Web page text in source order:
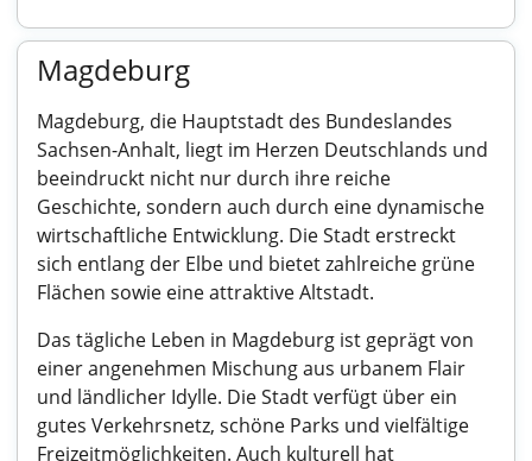
Magdeburg
Magdeburg, die Hauptstadt des Bundeslandes
Sachsen-Anhalt, liegt im Herzen Deutschlands und
beeindruckt nicht nur durch ihre reiche
Geschichte, sondern auch durch eine dynamische
wirtschaftliche Entwicklung. Die Stadt erstreckt
sich entlang der Elbe und bietet zahlreiche grüne
Flächen sowie eine attraktive Altstadt.
Das tägliche Leben in Magdeburg ist geprägt von
einer angenehmen Mischung aus urbanem Flair
und ländlicher Idylle. Die Stadt verfügt über ein
gutes Verkehrsnetz, schöne Parks und vielfältige
Freizeitmöglichkeiten. Auch kulturell hat